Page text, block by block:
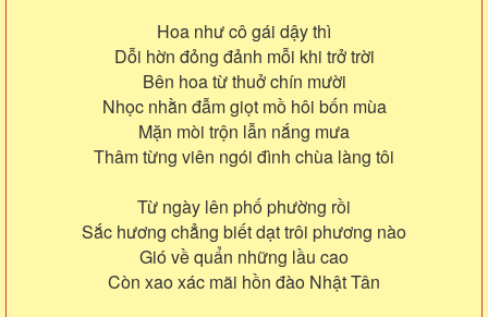
Hoa như cô gái dậy thì
Dỗi hờn đỏng đảnh mỗi khi trở trời
Bên hoa từ thuở chín mười
Nhọc nhằn đẫm giọt mồ hôi bốn mùa
Mặn mòi trộn lẫn nắng mưa
Thâm từng viên ngói đình chùa làng tôi
Từ ngày lên phố phường rồi
Sắc hương chẳng biết dạt trôi phương nào
Gió về quẩn những lầu cao
Còn xao xác mãi hồn đào Nhật Tân